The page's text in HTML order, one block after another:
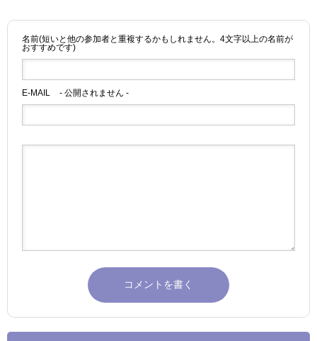
名前(短いと他の参加者と重複するかもしれません。4文字以上の名前が
おすすめです)
E-MAIL - 公開されません -